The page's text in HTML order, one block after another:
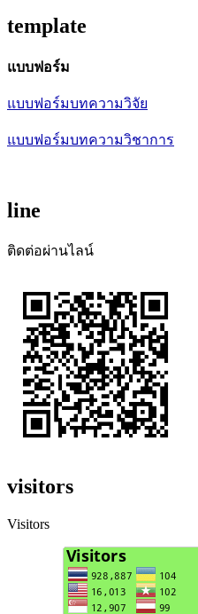
template
แบบฟอร์ม
แบบฟอร์มบทความวิจัย
แบบฟอร์มบทความวิชาการ
line
ติดต่อผ่านไลน์
visitors
Visitors